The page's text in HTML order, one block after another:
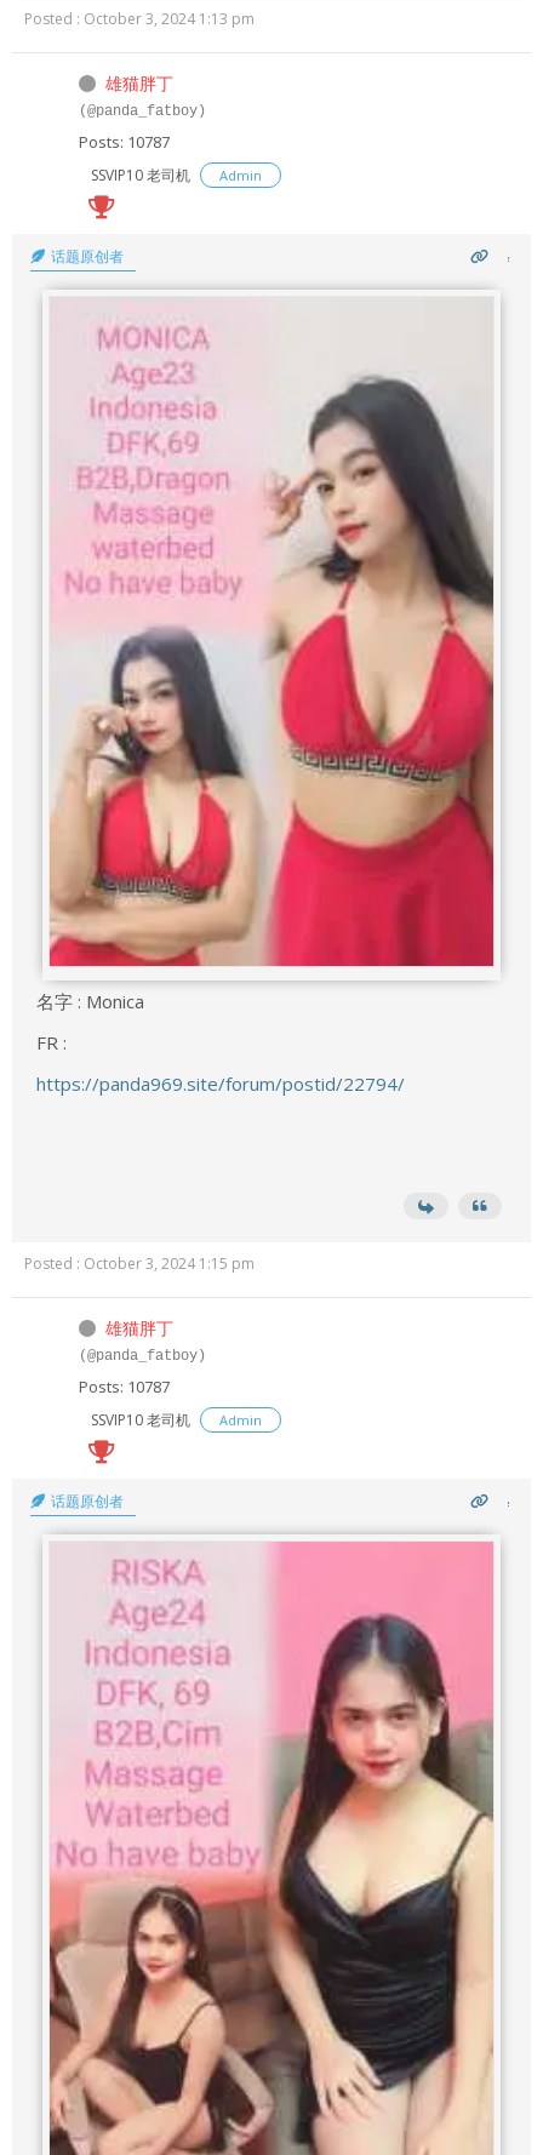
Posted : October 3, 2024 1:13 pm
雄猫胖丁
(@panda_fatboy)
Posts: 10787
SSVIP10 老司机 Admin
话题原创者
名字 : Monica
FR :
https://panda969.site/forum/postid/22794/
Posted : October 3, 2024 1:15 pm
雄猫胖丁
(@panda_fatboy)
Posts: 10787
SSVIP10 老司机 Admin
话题原创者